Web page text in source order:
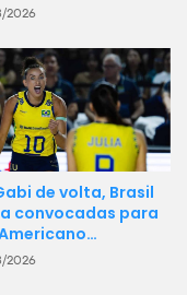
2026
de volta, Brasil
convocadas para
2026